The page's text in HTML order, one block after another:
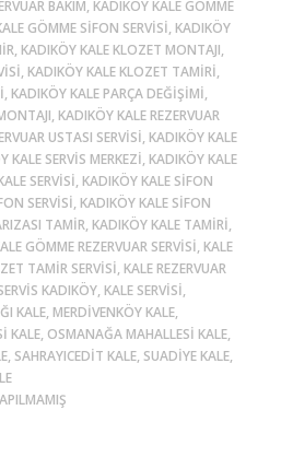
BAKIM, KADIKÖY KALE GÖMME
GÖMME SIFON SERVISI, KADIKÖY
KADIKÖY KALE KLOZET MONTAJI,
KADIKÖY KALE KLOZET TAMIRI,
KADIKÖY KALE PARÇA DEĞIŞIMI,
KADIKÖY KALE REZERVUAR
USTASI SERVISI, KADIKÖY KALE
SERVIS MERKEZI, KADIKÖY KALE
SERVISI, KADIKÖY KALE SIFON
SERVISI, KADIKÖY KALE SIFON
TAMIR, KADIKÖY KALE TAMIRI,
GÖMME REZERVUAR SERVISI, KALE
TAMIR SERVISI, KALE REZERVUAR
KADIKÖY, KALE SERVISI,
KALE, MERDIVENKÖY KALE,
KALE, OSMANAĞA MAHALLESI KALE,
SAHRAYICEDIT KALE, SUADIYE KALE,